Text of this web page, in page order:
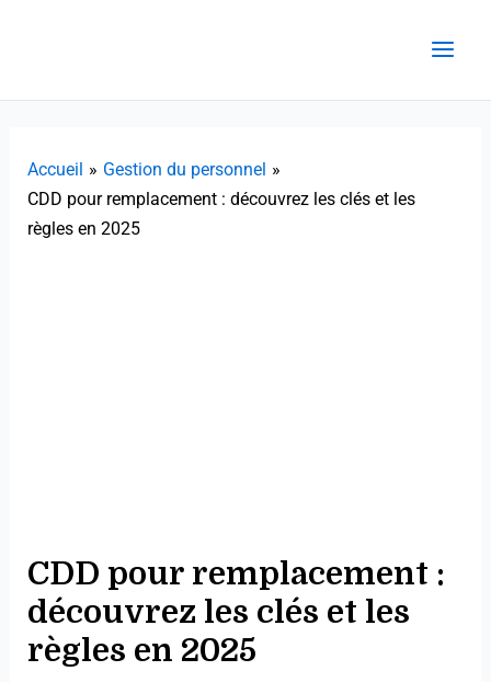
Accueil
Gestion du personnel
CDD pour remplacement : découvrez les clés et les
règles en 2025
CDD pour remplacement :
découvrez les clés et les
règles en 2025